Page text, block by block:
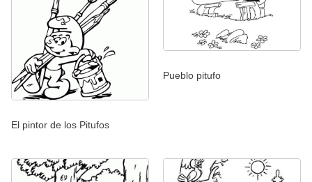
El pintor de los Pitufos
Pueblo pitufo